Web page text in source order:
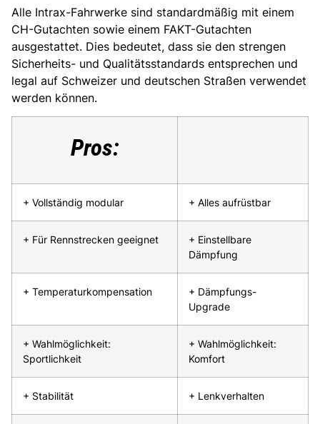
Alle Intrax-Fahrwerke sind standardmäßig mit einem
CH-Gutachten sowie einem FAKT-Gutachten
ausgestattet. Dies bedeutet, dass sie den strengen
Sicherheits- und Qualitätsstandards entsprechen und
legal auf Schweizer und deutschen Straßen verwendet
werden können.
Pros:
+ Vollständig modular + Alles aufrüstbar
+ Für Rennstrecken geeignet
+ Einstellbare
Dämpfung
+ Temperaturkompensation
+ Dämpfungs-
Upgrade
+ Wahlmöglichkeit:
Sportlichkeit
+ Wahlmöglichkeit:
Komfort
+ Stabilität + Lenkverhalten